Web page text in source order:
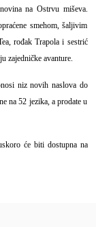
na Ostrvu miševa.
smehom, šaljivim
rođak Trapola i sestrić
zajedničke avanture.
niz novih naslova do
na 52 jezika, a prodate u
će biti dostupna na